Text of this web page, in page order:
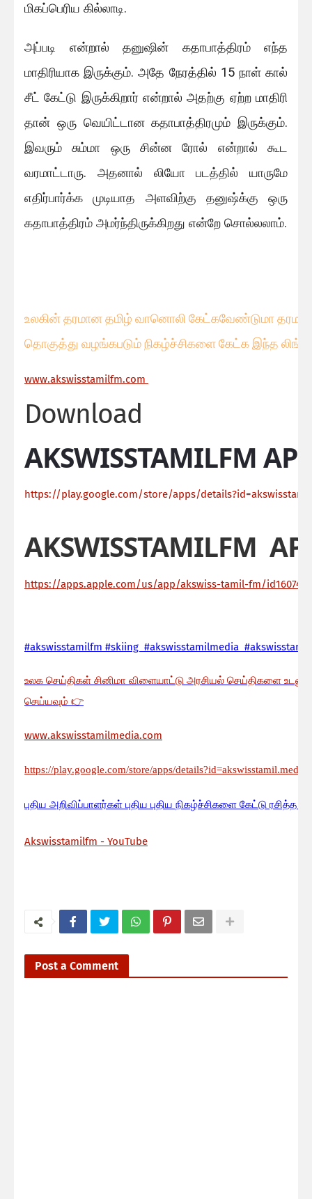
மிகப்பெரிய கில்லாடி.
அப்படி என்றால் தனுஷின் கதாபாத்திரம் எந்த
மாதிரியாக இருக்கும். அதே நேரத்தில் 15 நாள் கால்
சீட் கேட்டு இருக்கிறார் என்றால் அதற்கு ஏற்ற மாதிரி
தான் ஒரு வெயிட்டான கதாபாத்திரமும் இருக்கும்.
இவரும் சும்மா ஒரு சின்ன ரோல் என்றால் கூட
வரமாட்டாரு. அதனால் லியோ படத்தில் யாருமே
எதிர்பார்க்க முடியாத அளவிற்கு தனுஷ்க்கு ஒரு
கதாபாத்திரம் அமர்ந்திருக்கிறது என்றே சொல்லலாம்.
உலகின் தரமான தமிழ் வானொலி கேட்கவேண்டுமா
தொகுத்து வழங்கபடும் நிகழ்ச்சிகளை கேட்க இந்த
www.akswisstamilfm.com
Download
AKSWISSTAMILFM
https://play.google.com/store/apps/
AKSWISSTAMILFM
https://apps.apple.com/us/app/akswiss-tamil-fm/
#akswisstamilfm #skiing #akswisstamilmedia
உலக செய்திகள் சினிமா விளையாட்டு அரசியல் செய்திகளை
செய்யவும் 👉
www.akswisstamilmedia.com
https://play.google.com/store/apps/details?id=akswisstamil.media
புதிய அறிவிப்பாளர்கள் புதிய புதிய நிகழ்ச்சிகளை கேட்டு ரசித்த
Akswisstamilfm - YouTube
Post a Comment